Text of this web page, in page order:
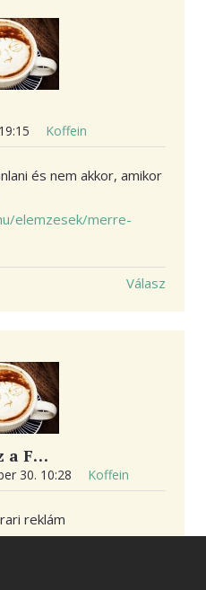
Koffein
és nem akkor, amikor
elemzesek/merre-
Válasz
a F…
30. 10:28 Koffein
reklám